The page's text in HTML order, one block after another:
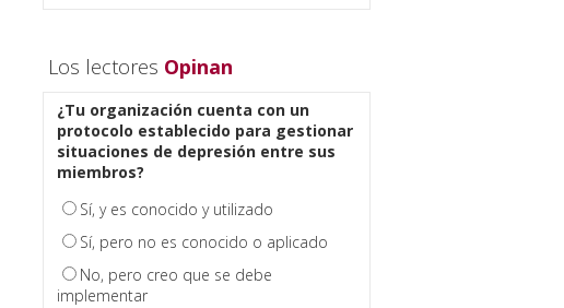
Los lectores Opinan
¿Tu organización cuenta con un
protocolo establecido para gestionar
situaciones de depresión entre sus
miembros?
Sí, y es conocido y utilizado
Sí, pero no es conocido o aplicado
No, pero creo que se debe
implementar